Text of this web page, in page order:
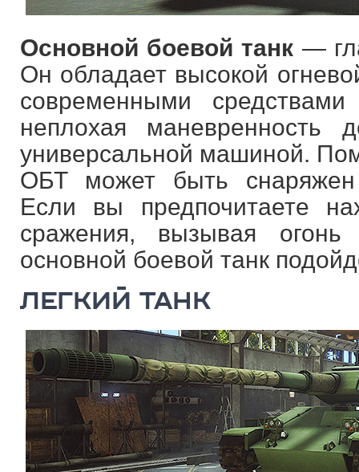
Основной боевой танк —
Он обладает высокой
современными
неплохая маневренность
универсальной машиной.
ОБТ может быть
Если вы предпочитаете
сражения, вызывая
основной боевой танк
ЛЕГКИЙ ТАНК